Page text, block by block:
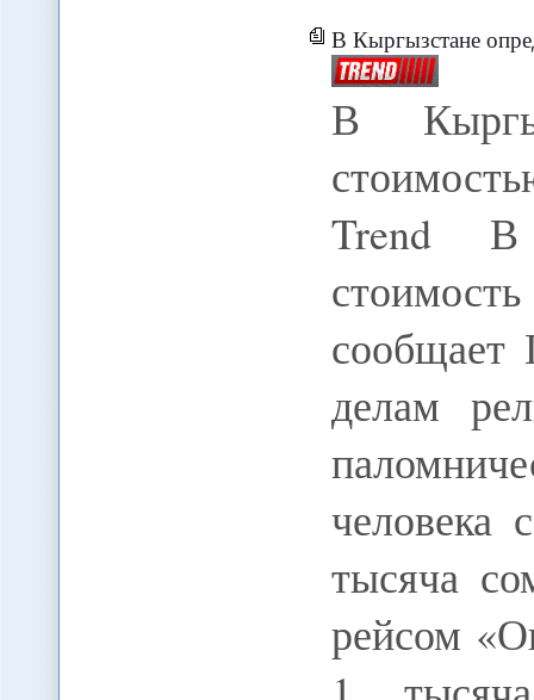
В Кыргызстане
В
Trend В
сообщает
делам
человека
тысяча
рейсом